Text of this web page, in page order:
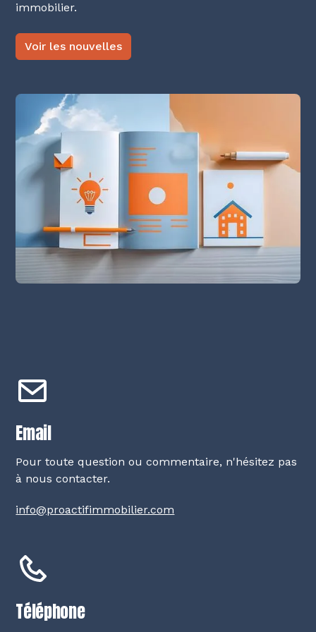
immobilier.
Voir les nouvelles
Email
Pour toute question ou commentaire, n'hésitez pas
à nous contacter.
info@proactifimmobilier.com
Téléphone